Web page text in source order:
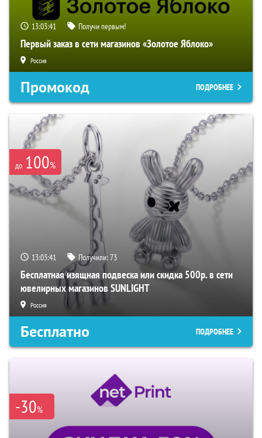
13:03:40 Получи первым!
Первый заказ в сети магазинов «Золотое Яблоко»
Россия
Промокод ПОДРОБНЕЕ
до 100%
13:03:40 Получили:73
Бесплатная изящная подвеска или скидка 500р. в сети
ювелирных магазинов SUNLIGHT
Россия
Бесплатно ПОДРОБНЕЕ
-30%